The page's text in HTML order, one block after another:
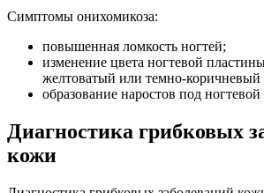
Симптомы онихомикоза:
повышенная ломкость ногтей;
изменение цвета ногтевой
желтоватый или темно-коричневый
образование наростов под
Диагностика грибковых
кожи